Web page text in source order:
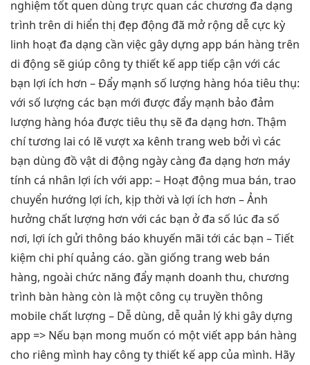
nghiệm tốt quen dùng trực quan các chương đa dạng
trình trên di hiển thị đẹp động đã mở rộng dễ cực kỳ
linh hoạt đa dạng cần việc gây dựng app bán hàng trên
di động sẽ giúp công ty thiết kế app tiếp cận với các
bạn lợi ích hơn – Đẩy mạnh số lượng hàng hóa tiêu thụ:
với số lượng các bạn mới được đẩy mạnh bảo đảm
lượng hàng hóa được tiêu thụ sẽ đa dạng hơn. Thậm
chí tương lai có lẽ vượt xa kênh trang web bởi vì các
bạn dùng đồ vật di động ngày càng đa dạng hơn máy
tính cá nhân lợi ích với app: – Hoạt động mua bán, trao
chuyển hướng lợi ích, kịp thời và lợi ích hơn – Ảnh
hưởng chất lượng hơn với các bạn ở đa số lúc đa số
nơi, lợi ích gửi thông báo khuyến mãi tới các bạn – Tiết
kiệm chi phí quảng cáo. gần giống trang web bán
hàng, ngoài chức năng đẩy mạnh doanh thu, chương
trình bàn hàng còn là một công cụ truyền thông
mobile chất lượng – Dễ dùng, dễ quản lý khi gây dựng
app => Nếu bạn mong muốn có một viết app bán hàng
cho riêng mình hay công ty thiết kế app của mình. Hãy